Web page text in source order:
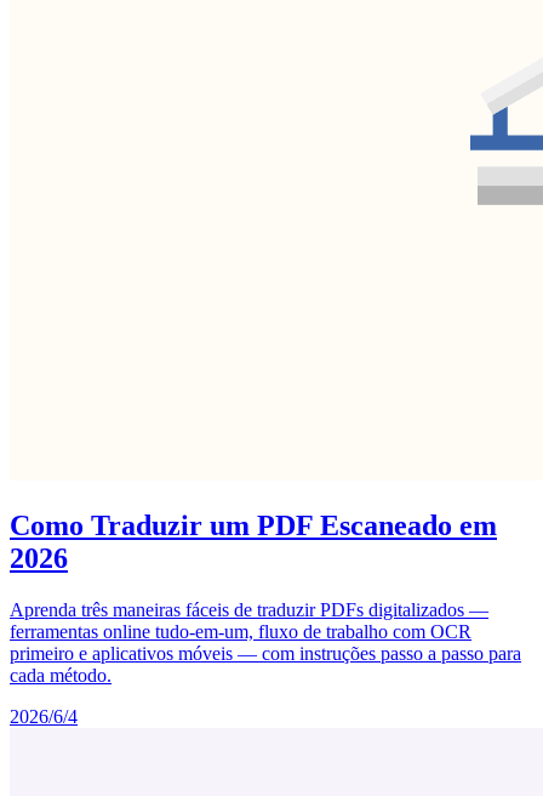
Como Traduzir um PDF Escaneado em
2026
Aprenda três maneiras fáceis de traduzir PDFs digitalizados —
ferramentas online tudo-em-um, fluxo de trabalho com OCR
primeiro e aplicativos móveis — com instruções passo a passo para
cada método.
2026/6/4